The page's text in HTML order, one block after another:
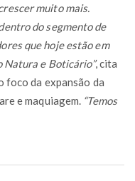
muito mais.
do segmento de
que hoje estão em
Natura e Boticário”, cita
foco da expansão da
e maquiagem. “Temos